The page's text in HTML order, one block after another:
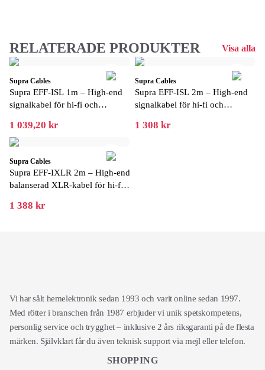
RELATERADE PRODUKTER Visa alla
Supra Cables
Supra EFF-ISL 1m – High-end
signalkabel för hi-fi och
1 039,20 kr
Supra Cables
Supra EFF-ISL 2m – High-end
signalkabel för hi-fi och
1 308 kr
Supra Cables
Supra EFF-IXLR 2m – High-end
balanserad XLR-kabel för hi-fi
1 388 kr
Vi har sålt hemelektronik sedan 1993 och varit online sedan 1997.
Med rötter i branschen från 1987 erbjuder vi unik spetskompetens,
personlig service och trygghet – inklusive 2 års riksgaranti på de flesta
märken. Självklart får du även teknisk support via mejl eller telefon.
SHOPPING